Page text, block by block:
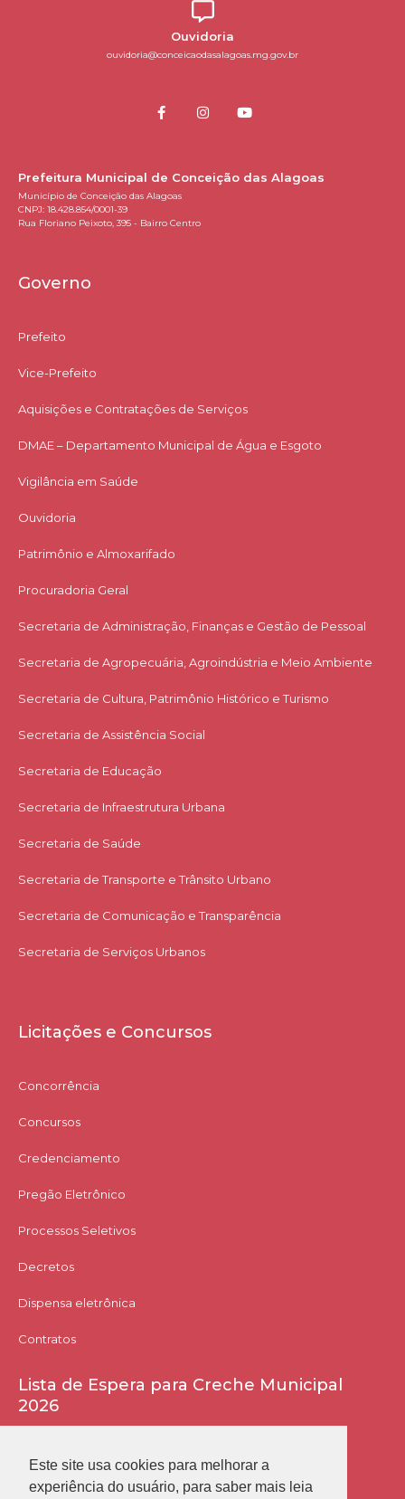
Ouvidoria
ouvidoria@conceicaodasalagoas.mg.gov.br
Prefeitura Municipal de Conceição das Alagoas
Município de Conceição das Alagoas
CNPJ: 18.428.854/0001-39
Rua Floriano Peixoto, 395 - Bairro Centro
Governo
Prefeito
Vice-Prefeito
Aquisições e Contratações de Serviços​
DMAE – Departamento Municipal de Água e Esgoto
Vigilância em Saúde
Ouvidoria
Patrimônio e Almoxarifado
Procuradoria Geral
Secretaria de Administração, Finanças e Gestão de Pessoal
Secretaria de Agropecuária, Agroindústria e Meio Ambiente
Secretaria de Cultura, Patrimônio Histórico e Turismo
Secretaria de Assistência Social
Secretaria de Educação
Secretaria de Infraestrutura Urbana
Secretaria de Saúde
Secretaria de Transporte e Trânsito Urbano
Secretaria de Comunicação e Transparência
Secretaria de Serviços Urbanos
Licitações e Concursos
Concorrência
Concursos
Credenciamento
Pregão Eletrônico
Processos Seletivos
Decretos
Dispensa eletrônica
Contratos
Lista de Espera para Creche Municipal
2026
Este site usa cookies para melhorar a
experiência do usuário, para saber mais leia